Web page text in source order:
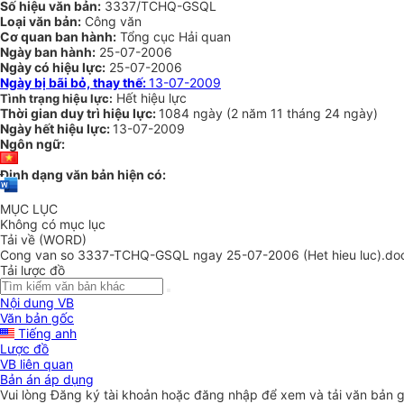
Số hiệu văn bản: 3337/TCHQ-GSQL
Loại văn bản: Công văn
Cơ quan ban hành: Tổng cục Hải quan
Ngày ban hành: 25-07-2006
Ngày có hiệu lực: 25-07-2006
Ngày bị bãi bỏ, thay thế:13-07-2009
Tình trạng hiệu lực: Hết hiệu lực
Thời gian duy trì hiệu lực: 1084 ngày (2 năm 11 tháng 24 ngày)
Ngày hết hiệu lực: 13-07-2009
Ngôn ngữ:
Định dạng văn bản hiện có:
MỤC LỤC
Không có mục lục
Tải về (WORD)
Cong van so 3337-TCHQ-GSQL ngay 25-07-2006 (Het hieu
Tải lược đồ
Nội dung VB
Văn bản gốc
Tiếng anh
Lược đồ
VB liên quan
Bản án áp dụng
Vui lòngĐăng ký tài khoản hoặc đăng nhập để xem và tải văn bản